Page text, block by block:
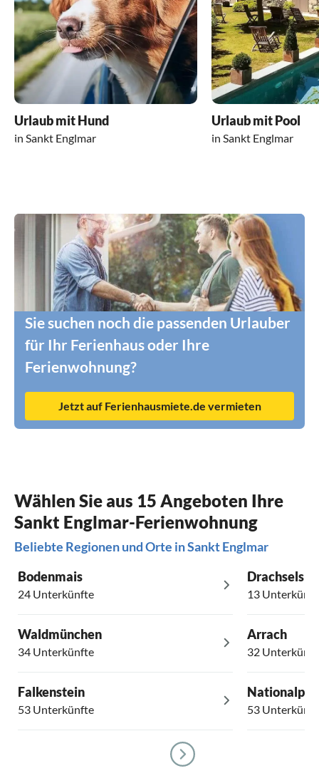
Urlaub mit Hund
in Sankt Englmar
Urlaub mit Pool
in Sankt Englmar
Sie suchen noch die passenden Urlauber
für Ihr Ferienhaus oder Ihre
Ferienwohnung?
Jetzt auf Ferienhausmiete.de vermieten
Wählen Sie aus 15 Angeboten Ihre
Sankt Englmar-Ferienwohnung
Beliebte Regionen und Orte in Sankt Englmar
Bodenmais
24 Unterkünfte
Waldmünchen
34 Unterkünfte
Falkenstein
53 Unterkünfte
13
Arrach
32
53